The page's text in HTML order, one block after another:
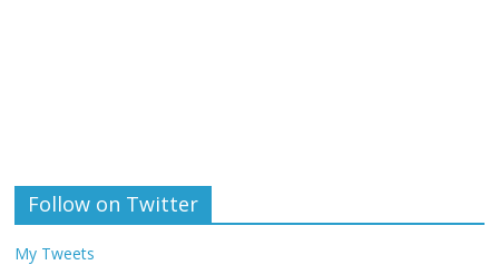
Follow on Twitter
My Tweets